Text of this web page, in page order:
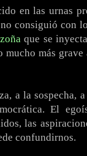
en las urnas
consiguió con
que se
mucho más
a la sospecha,
El
las
confundirnos.